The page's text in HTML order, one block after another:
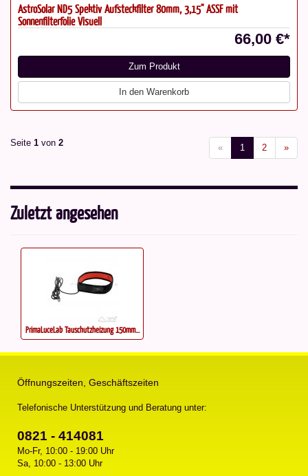
AstroSolar ND5 Spektiv Aufsteckfilter 80mm, 3,15" ASSF mit
Sonnenfilterfolie Visuell
66,00 €*
Zum Produkt
In den Warenkorb
Seite 1 von 2 « 1 2 »
Zuletzt angesehen
PrimaLuceLab Tauschutzheizung 150mm...
Öffnungszeiten, Geschäftszeiten
Telefonische Unterstützung und Beratung unter:
0821 - 414081
Mo-Fr, 10:00 - 19:00 Uhr
Sa, 10:00 - 13:00 Uhr